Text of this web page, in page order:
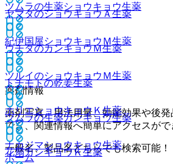
ツムラの生薬ショウキョウ生薬
紀伊国屋ショウキョウＭ生薬
ツルイのショウキョウＭ生薬
ホリエショウキョウＫ 生薬
ナカジマショウキョウ生薬
ホーム
ヤマダのショウキョウＡ生薬
ウチダのカンキョウＭ生薬
トチモトの乾姜生薬
ツムラの生薬カンキョウ生薬
花扇カンキョウＫ生薬
薬剤情報
薬剤写真、用法用量、効能効果や後
でき、関連情報へ簡単にアクセスがで
一般名、製品名どちらでも検索可能！